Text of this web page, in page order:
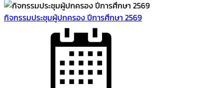
กิจกรรมประชุมผู้ปกครอง ปีการศึกษา 2569